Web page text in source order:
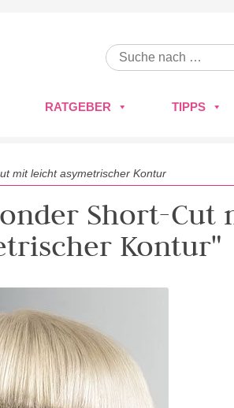
RATGEBER TIPPS
mit leicht asymetrischer Kontur
Short-Cut
Kontur"